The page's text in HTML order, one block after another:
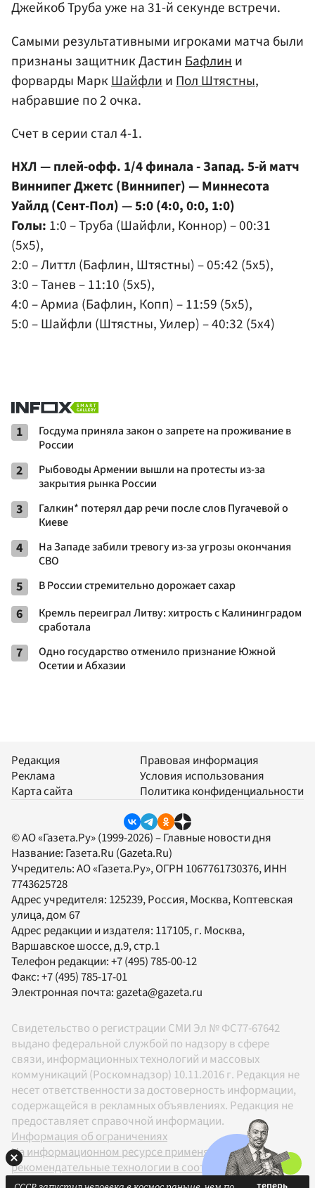
Джейкоб Труба уже на 31-й секунде встречи.
Самыми результативными игроками матча были
признаны защитник Дастин Бафлин и
форварды Марк Шайфли и Пол Штястны,
набравшие по 2 очка.
Счет в серии стал 4-1.
НХЛ — плей-офф. 1/4 финала - Запад. 5-й матч
Виннипег Джетс (Виннипег) — Миннесота
Уайлд (Сент-Пол) — 5:0 (4:0, 0:0, 1:0)
Голы: 1:0 – Труба (Шайфли, Коннор) – 00:31
(5x5),
2:0 – Литтл (Бафлин, Штястны) – 05:42 (5x5),
3:0 – Танев – 11:10 (5x5),
4:0 – Армиа (Бафлин, Копп) – 11:59 (5x5),
5:0 – Шайфли (Штястны, Уилер) – 40:32 (5x4)
1
Госдума приняла закон о запрете на проживание в
России
2
Рыбоводы Армении вышли на протесты из-за
закрытия рынка России
3
Галкин* потерял дар речи после слов Пугачевой о
Киеве
4
На Западе забили тревогу из-за угрозы окончания
СВО
5 В России стремительно дорожает сахар
6
Кремль переиграл Литву: хитрость с Калининградом
сработала
7
Одно государство отменило признание Южной
Осетии и Абхазии
Редакция
Реклама
Карта сайта
Правовая информация
Условия использования
Политика конфиденциальности
© АО «Газета.Ру» (1999-2026) – Главные новости дня
Название: Газета.Ru (Gazeta.Ru)
Учредитель:АО «Газета.Ру», ОГРН 1067761730376, ИНН
7743625728
Адрес учредителя: 125239, Россия, Москва, Коптевская
улица, дом 67
Адрес редакции и издателя: 117105, г. Москва,
Варшавское шоссе, д.9, стр.1
Телефон редакции:+7 (495) 785-00-12
Факс:+7 (495) 785-17-01
Электронная почта:gazeta@gazeta.ru
Свидетельство о регистрации СМИ Эл № ФС77-67642
выдано федеральной службой по надзору в сфере
связи, информационных технологий и массовых
коммуникаций (Роскомнадзор) 10.11.2016 г. Редакция не
несет ответственности за достоверность информации,
содержащейся в рекламных объявлениях. Редакция не
предоставляет справочной информации.
Информация об ограничениях
На информационном ресурсе применяются
рекомендательные технологии в соответствии с
Правилами